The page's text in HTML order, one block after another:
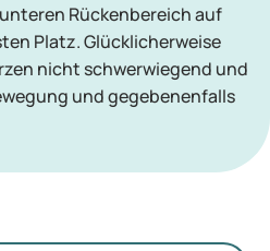
Rückenbereich auf
Platz. Glücklicherweise
nicht schwerwiegend und
und gegebenenfalls